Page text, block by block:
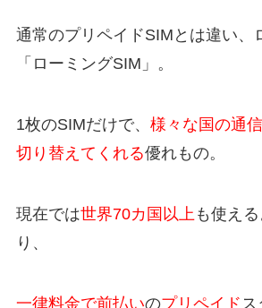
通常のプリペイドSIMとは違い、
「ローミングSIM」。
1枚のSIMだけで、 様々な国の通
切り替えてくれる優れもの。
現在では世界70カ国以上 も使え
り、
一律料金で前払いのプリペイド ス